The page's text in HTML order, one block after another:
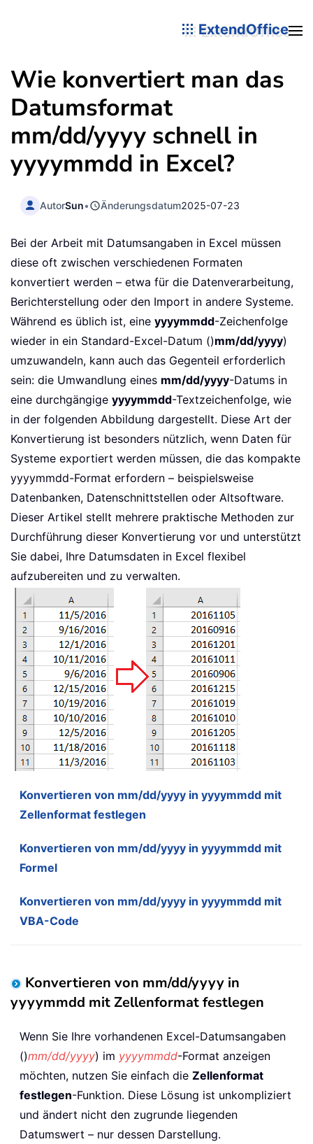
ExtendOffice
Wie konvertiert man das
Datumsformat
mm/dd/yyyy schnell in
yyyymmdd in Excel?
AutorSun• Änderungsdatum2025-07-23
Bei der Arbeit mit Datumsangaben in Excel müssen
diese oft zwischen verschiedenen Formaten
konvertiert werden – etwa für die Datenverarbeitung,
Berichterstellung oder den Import in andere Systeme.
Während es üblich ist, eine yyyymmdd-Zeichenfolge
wieder in ein Standard-Excel-Datum ()mm/dd/yyyy)
umzuwandeln, kann auch das Gegenteil erforderlich
sein: die Umwandlung eines mm/dd/yyyy-Datums in
eine durchgängige yyyymmdd-Textzeichenfolge, wie
in der folgenden Abbildung dargestellt. Diese Art der
Konvertierung ist besonders nützlich, wenn Daten für
Systeme exportiert werden müssen, die das kompakte
yyyymmdd-Format erfordern – beispielsweise
Datenbanken, Datenschnittstellen oder Altsoftware.
Dieser Artikel stellt mehrere praktische Methoden zur
Durchführung dieser Konvertierung vor und unterstützt
Sie dabei, Ihre Datumsdaten in Excel flexibel
aufzubereiten und zu verwalten.
Konvertieren von mm/dd/yyyy in yyyymmdd mit
Zellenformat festlegen
Konvertieren von mm/dd/yyyy in yyyymmdd mit
Formel
Konvertieren von mm/dd/yyyy in yyyymmdd mit
VBA-Code
Konvertieren von mm/dd/yyyy in
yyyymmdd mit Zellenformat festlegen
Wenn Sie Ihre vorhandenen Excel-Datumsangaben
()mm/dd/yyyy) im yyyymmdd-Format anzeigen
möchten, nutzen Sie einfach die Zellenformat
festlegen-Funktion. Diese Lösung ist unkompliziert
und ändert nicht den zugrunde liegenden
Datumswert – nur dessen Darstellung.